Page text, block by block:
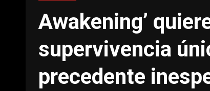
Awakening’
supervivencia
precedente